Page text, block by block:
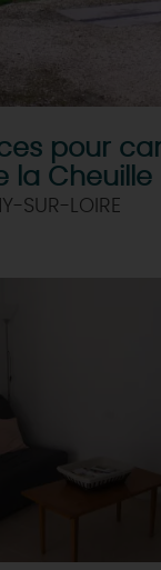
pour
la Cheuille
SUR-LOIRE